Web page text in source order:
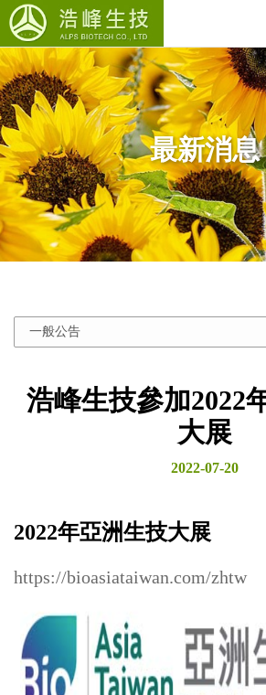
最新消息
浩峰生技參加2022
大展
2022-07-20
2022年亞洲生技大展
https://bioasiataiwan.com/zhtw